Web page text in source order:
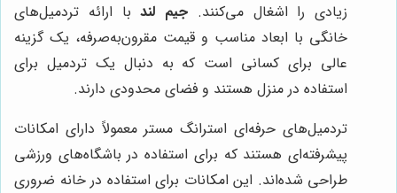
زیادی را اشغال می‌کنند. جیم لندبا ارائه تردمیل‌های
خانگی با ابعاد مناسب و قیمت مقرون‌به‌صرفه، یک گزینه
عالی برای کسانی است که به دنبال یک تردمیل برای
استفاده در منزل هستند و فضای محدودی دارند.
تردمیل‌های حرفه‌ای استرانگ مستر معمولاً دارای امکانات
پیشرفته‌ای هستند که برای استفاده در باشگاه‌های ورزشی
طراحی شده‌اند. این امکانات برای استفاده در خانه ضروری